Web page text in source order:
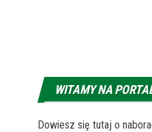
WITAMY NA
Dowiesz się tutaj o